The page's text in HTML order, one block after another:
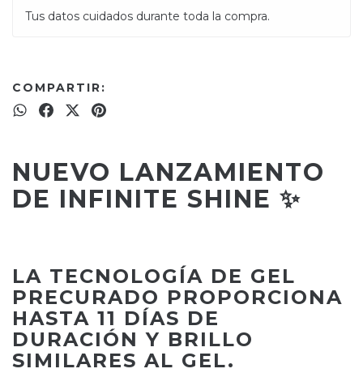
Tus datos cuidados durante toda la compra.
COMPARTIR:
NUEVO LANZAMIENTO
DE INFINITE SHINE ✨
LA TECNOLOGÍA DE GEL
PRECURADO PROPORCIONA
HASTA 11 DÍAS DE
DURACIÓN Y BRILLO
SIMILARES AL GEL.